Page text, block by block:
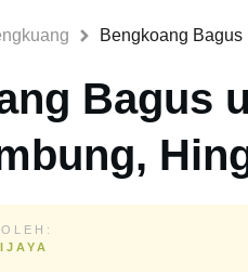
Bagus